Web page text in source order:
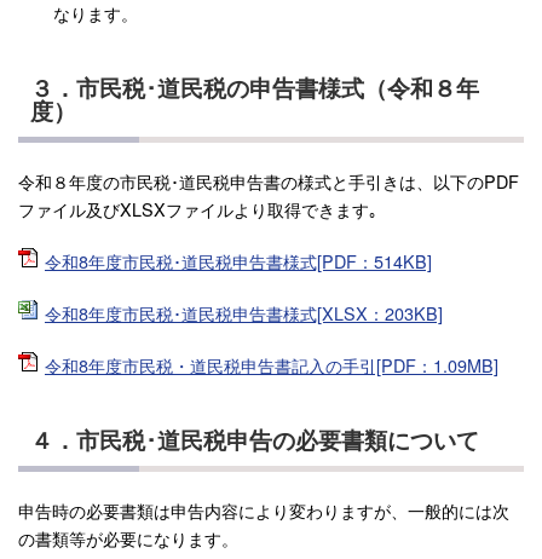
なります。
３．市民税･道民税の申告書様式（令和８年
度）
令和８年度の市民税･道民税申告書の様式と手引きは、以下のPDF
ファイル及びXLSXファイルより取得できます｡
令和8年度市民税･道民税申告書様式[PDF：514KB]
令和8年度市民税･道民税申告書様式[XLSX：203KB]
令和8年度市民税・道民税申告書記入の手引[PDF：1.09MB]
４．市民税･道民税申告の必要書類について
申告時の必要書類は申告内容により変わりますが、一般的には次
の書類等が必要になります。